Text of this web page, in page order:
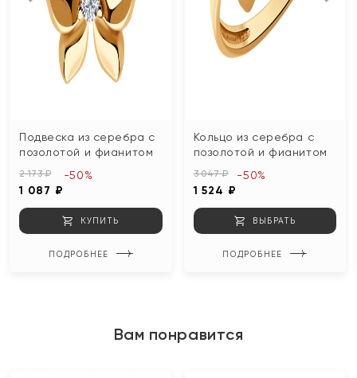
Подвеска из серебра с
позолотой и фианитом
2 173 ₽
1 087 ₽
-50%
КУПИТЬ
ПОДРОБНЕЕ
Кольцо из серебра с
позолотой и фианитом
3 047 ₽
1 524 ₽
-50%
ВЫБРАТЬ
ПОДРОБНЕЕ
Вам понравится